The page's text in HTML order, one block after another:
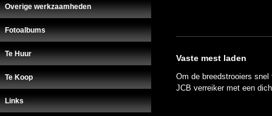
Overige werkzaamheden
Fotoalbums
Te Huur
Te Koop
Links
Vaste mest laden
Om de breedstrooiers
JCB verreiker met een